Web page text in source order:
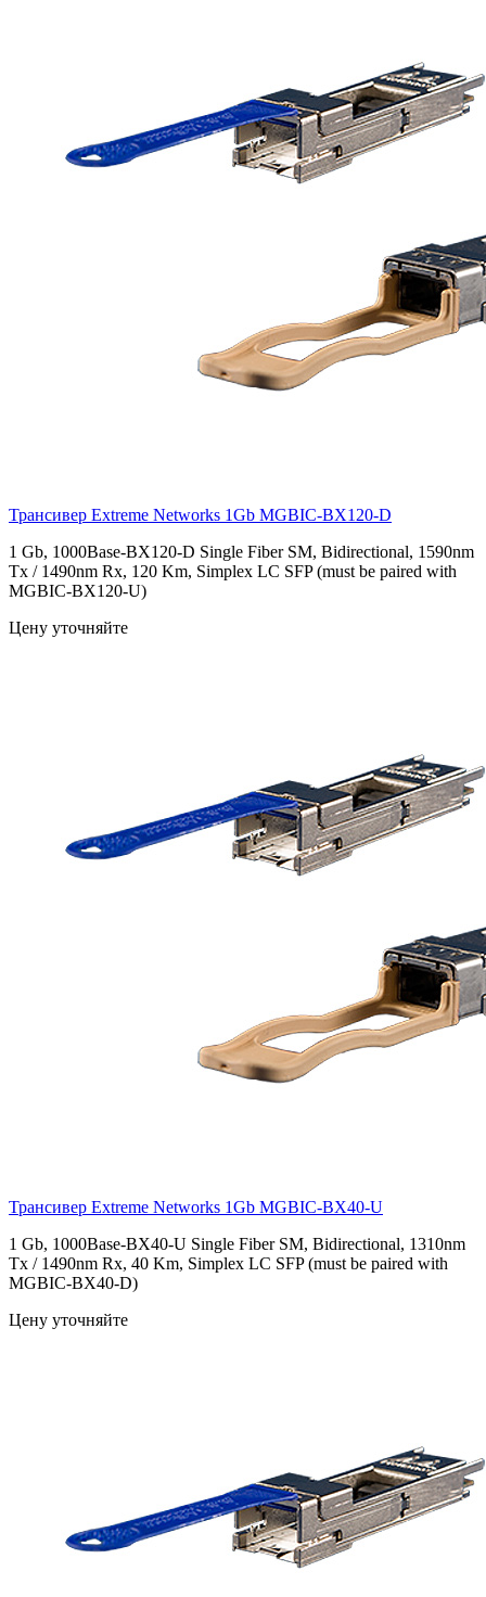
Трансивер Extreme Networks 1Gb MGBIC-BX120-D
1 Gb, 1000Base-BX120-D Single Fiber SM, Bidirectional, 1590nm
Tx / 1490nm Rx, 120 Km, Simplex LC SFP (must be paired with
MGBIC-BX120-U)
Цену уточняйте
Трансивер Extreme Networks 1Gb MGBIC-BX40-U
1 Gb, 1000Base-BX40-U Single Fiber SM, Bidirectional, 1310nm
Tx / 1490nm Rx, 40 Km, Simplex LC SFP (must be paired with
MGBIC-BX40-D)
Цену уточняйте